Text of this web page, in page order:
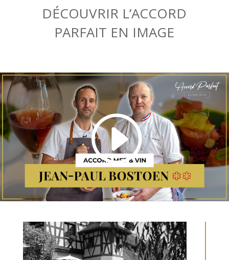
DÉCOUVRIR L’ACCORD
PARFAIT EN IMAGE